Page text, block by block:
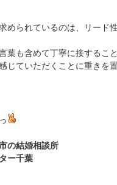
められているのは、リード性
葉も含めて丁寧に接するこ
じていただくことに重きを
の結婚相談所
ー千葉